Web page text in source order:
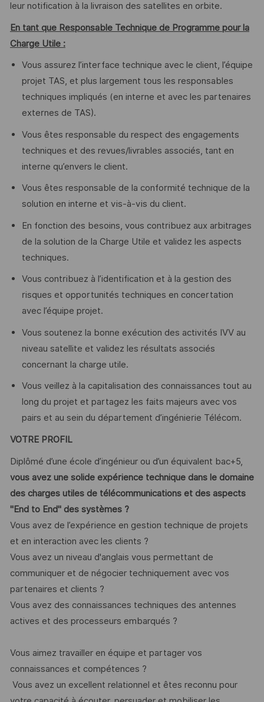
leur notification à la livraison des satellites en orbite.
En tant que Responsable Technique de Programme pour la
Charge Utile :
Vous assurez l’interface technique avec le client, l’équipe
projet TAS, et plus largement tous les responsables
techniques impliqués (en interne et avec les partenaires
externes de TAS).
Vous êtes responsable du respect des engagements
techniques et des revues/livrables associés, tant en
interne qu’envers le client.
Vous êtes responsable de la conformité technique de la
solution en interne et vis-à-vis du client.
En fonction des besoins, vous contribuez aux arbitrages
de la solution de la Charge Utile et validez les aspects
techniques.
Vous contribuez à l’identification et à la gestion des
risques et opportunités techniques en concertation
avec l’équipe projet.
Vous soutenez la bonne exécution des activités IVV au
niveau satellite et validez les résultats associés
concernant la charge utile.
Vous veillez à la capitalisation des connaissances tout au
long du projet et partagez les faits majeurs avec vos
pairs et au sein du département d’ingénierie Télécom.
VOTRE PROFIL
Diplômé d’une école d’ingénieur ou d’un équivalent bac+5,
vous avez une solide expérience technique dans le domaine
des charges utiles de télécommunications et des aspects
"End to End" des systèmes ?
Vous avez de l’expérience en gestion technique de projets
et en interaction avec les clients ?
Vous avez un niveau d'anglais vous permettant de
communiquer et de négocier techniquement avec vos
partenaires et clients ?
Vous avez des connaissances techniques des antennes
actives et des processeurs embarqués ?
Vous aimez travailler en équipe et partager vos
connaissances et compétences ?
Vous avez un excellent relationnel et êtes reconnu pour